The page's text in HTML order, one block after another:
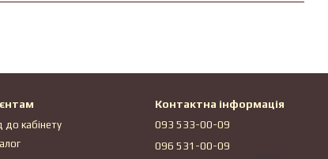
до кабінету
Контактна інформація
093 533-00-09
096 531-00-09